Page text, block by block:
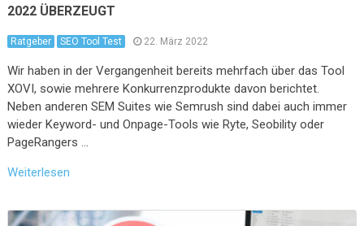
2022 ÜBERZEUGT
Ratgeber SEO Tool Test 22. März 2022
Wir haben in der Vergangenheit bereits mehrfach über das Tool
XOVI, sowie mehrere Konkurrenzprodukte davon berichtet.
Neben anderen SEM Suites wie Semrush sind dabei auch immer
wieder Keyword- und Onpage-Tools wie Ryte, Seobility oder
PageRangers …
Weiterlesen